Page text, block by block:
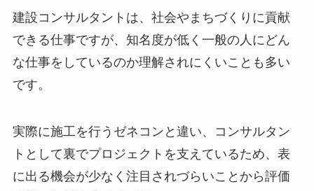
建設コンサルタントは、社会やまちづくりに貢献
できる仕事ですが、知名度が低く一般の人にどん
な仕事をしているのか理解されにくいことも多い
です。
実際に施工を行うゼネコンと違い、コンサルタン
トとして裏でプロジェクトを支えているため、表
に出る機会が少なく注目されづらいことから評価